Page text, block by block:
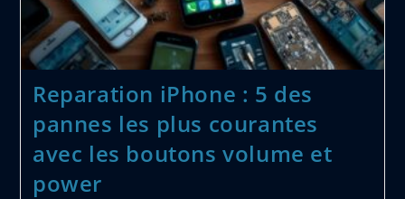
Reparation iPhone : 5 des
pannes les plus courantes
avec les boutons volume et
power